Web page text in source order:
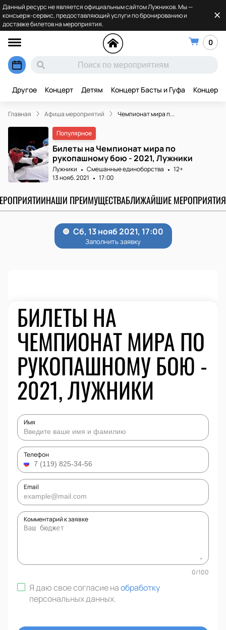
Данный ресурс не является официальным сайтом Лужников. Мы —
консьерж-сервис, предоставляющий услуги по бронированию и
доставке билетов на мероприятия.
0
Другое Концерт Детям Концерт Басты и Гуфа Концерт
Главная Афиша мероприятий Чемпионат мира п...
Популярное
Билеты на Чемпионат мира по
рукопашному бою - 2021, Лужники
Лужники Смешанные единоборства
12+
13 нояб. 2021
17:00
НАШИ ПРЕИМУЩЕСТВАБЛИЖАЙШИЕ МЕРОПРИЯТИЯ
БИЛЕТЫ НА
ЧЕМПИОНАТ МИРА ПО
РУКОПАШНОМУ БОЮ -
2021, ЛУЖНИКИ
Имя
Телефон
Email
Комментарий к заявке
0/100
Я даю свое согласие наобработку
персональных данных.